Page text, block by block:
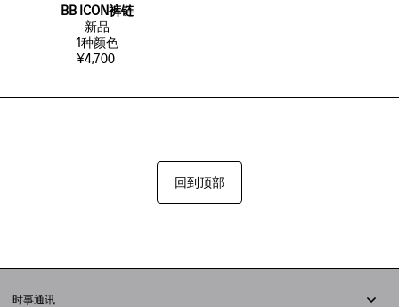
BB ICON裤链
新品
1种颜色
¥4,700
回到顶部
时事通讯